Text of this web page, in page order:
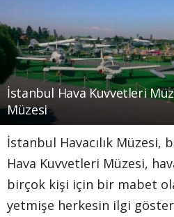
İstanbul Hava Kuvvetleri
Müzesi
İstanbul Havacılık Müzesi,
Hava Kuvvetleri Müzesi,
birçok kişi için bir mabet
yetmişe herkesin ilgi